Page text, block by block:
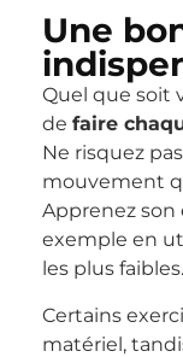
Une
Quel que soit
de faire
Ne risquez
mouvement
Apprenez son
exemple en
les plus faibles.
Certains
matériel,